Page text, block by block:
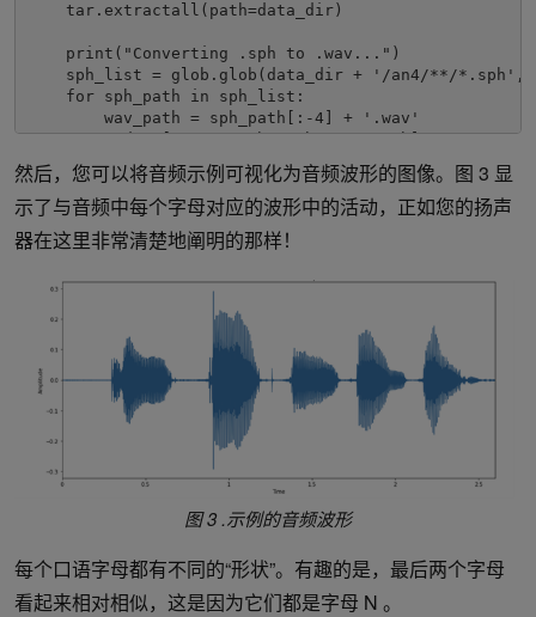
    tar.extractall(path=data_dir)
    print("Converting .sph to .wav...")
sph_list = glob.glob(data_dir + '/an4/**/*.sph',
    for sph_path in sph_list:
        wav_path = sph_path[:-4] + '.wav'
        cmd = ["sox", sph_path, wav_path]
        subprocess.run(cmd)
print("Finished conversion.
******")
example_file = data_dir + '/an4/wav/an4_clstk/mgah/
ipd.Audio(example_file, rate=sample_rate)
然后，您可以将音频示例可视化为音频波形的图像。图 3 显
示了与音频中每个字母对应的波形中的活动，正如您的扬声
器在这里非常清楚地阐明的那样！
图 3 .示例的音频波形
每个口语字母都有不同的“形状”。有趣的是，最后两个字母
看起来相对相似，这是因为它们都是字母 N 。